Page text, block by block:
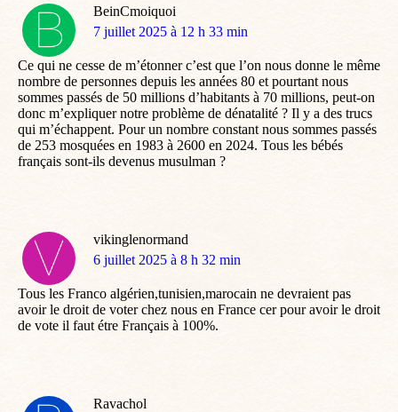
BeinCmoiquoi
dit
7 juillet 2025 à 12 h 33 min
Ce qui ne cesse de m’étonner c’est que l’on nous donne le même
nombre de personnes depuis les années 80 et pourtant nous
sommes passés de 50 millions d’habitants à 70 millions, peut-on
donc m’expliquer notre problème de dénatalité ? Il y a des trucs
qui m’échappent. Pour un nombre constant nous sommes passés
de 253 mosquées en 1983 à 2600 en 2024. Tous les bébés
français sont-ils devenus musulman ?
vikinglenormand
dit
6 juillet 2025 à 8 h 32 min
Tous les Franco algérien,tunisien,marocain ne devraient pas
avoir le droit de voter chez nous en France cer pour avoir le droit
de vote il faut étre Français à 100%.
Ravachol